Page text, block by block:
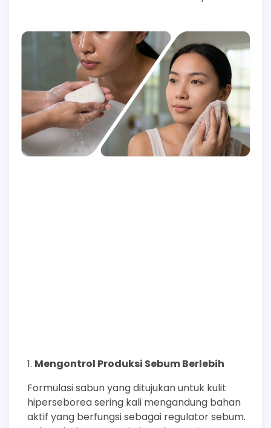
Mengontrol Produksi Sebum Berlebih
Formulasi sabun yang ditujukan untuk kulit
hiperseborea sering kali mengandung bahan
aktif yang berfungsi sebagai regulator sebum.